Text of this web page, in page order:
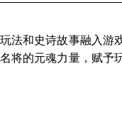
法和史诗故事融入游
将的元魂力量，赋予